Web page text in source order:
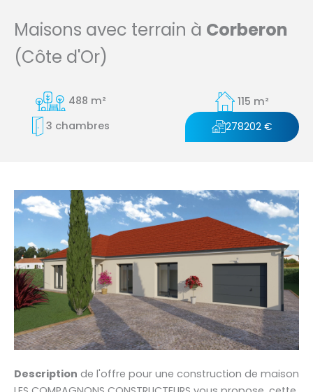
Maisons avec terrain à Corberon
(Côte d'Or)
488 m²
115 m²
3 chambres
278202 €
Description de l'offre pour une construction de maison